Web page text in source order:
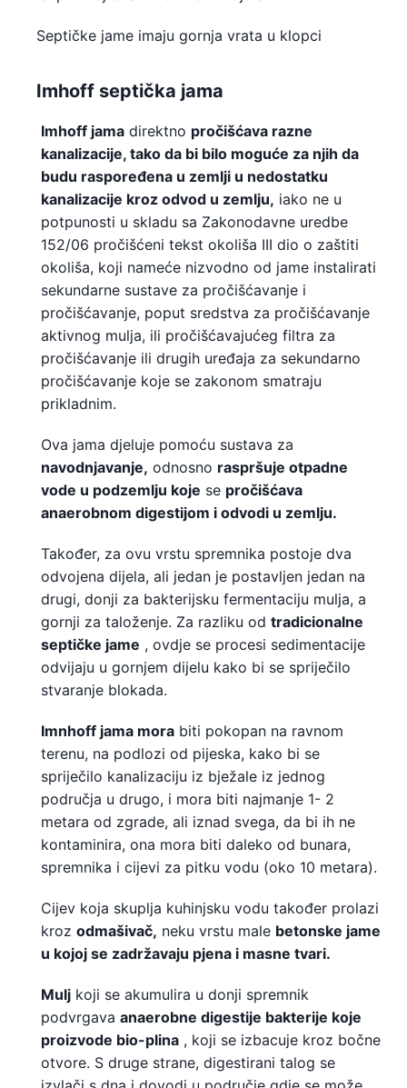
Septičke jame imaju gornja vrata u klopci
Imhoff septička jama
Imhoff jama direktno pročišćava razne
kanalizacije, tako da bi bilo moguće za njih da
budu raspoređena u zemlji u nedostatku
kanalizacije kroz odvod u zemlju, iako ne u
potpunosti u skladu sa Zakonodavne uredbe
152/06 pročišćeni tekst okoliša III dio o zaštiti
okoliša, koji nameće nizvodno od jame instalirati
sekundarne sustave za pročišćavanje i
pročišćavanje, poput sredstva za pročišćavanje
aktivnog mulja, ili pročišćavajućeg filtra za
pročišćavanje ili drugih uređaja za sekundarno
pročišćavanje koje se zakonom smatraju
prikladnim.
Ova jama djeluje pomoću sustava za
navodnjavanje, odnosno raspršuje otpadne
vode u podzemlju koje se pročišćava
anaerobnom digestijom i odvodi u zemlju.
Također, za ovu vrstu spremnika postoje dva
odvojena dijela, ali jedan je postavljen jedan na
drugi, donji za bakterijsku fermentaciju mulja, a
gornji za taloženje. Za razliku od tradicionalne
septičke jame , ovdje se procesi sedimentacije
odvijaju u gornjem dijelu kako bi se spriječilo
stvaranje blokada.
Imnhoff jama mora biti pokopan na ravnom
terenu, na podlozi od pijeska, kako bi se
spriječilo kanalizaciju iz bježale iz jednog
područja u drugo, i mora biti najmanje 1- 2
metara od zgrade, ali iznad svega, da bi ih ne
kontaminira, ona mora biti daleko od bunara,
spremnika i cijevi za pitku vodu (oko 10 metara).
Cijev koja skuplja kuhinjsku vodu također prolazi
kroz odmašivač, neku vrstu male betonske jame
u kojoj se zadržavaju pjena i masne tvari.
Mulj koji se akumulira u donji spremnik
podvrgava anaerobne digestije bakterije koje
proizvode bio-plina , koji se izbacuje kroz bočne
otvore. S druge strane, digestirani talog se